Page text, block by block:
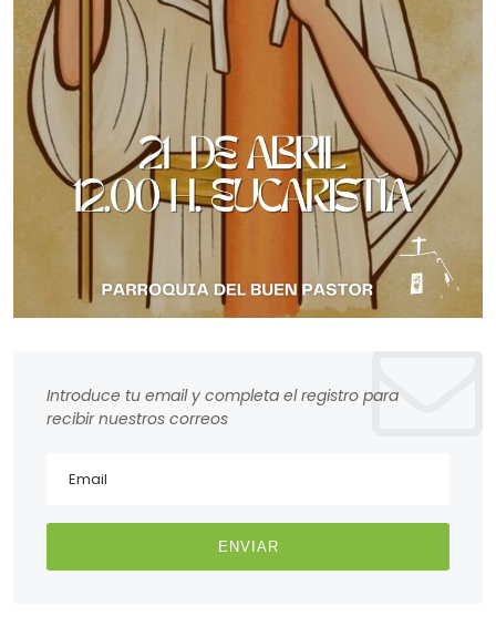
Introduce tu email y completa el registro para
recibir nuestros correos
ENVIAR